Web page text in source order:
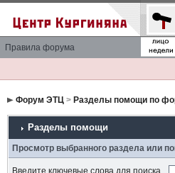
Правила форума
Форум ЭТЦ> Разделы помощи по
Разделы помощи
Просмотр выбранного раздела или
Введите ключевые слова для поиска